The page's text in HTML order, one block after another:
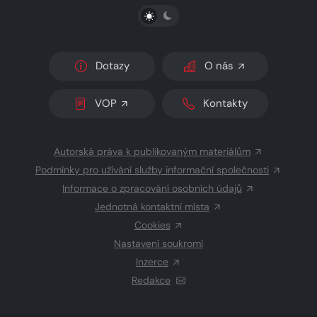
PŘEPNOUT SVĚTLÝ/TMAVÝ REŽIM
Dotazy O nás
VOP Kontakty
Autorská práva k publikovaným materiálům
Podmínky pro užívání služby informační společnosti
Informace o zpracování osobních údajů
Jednotná kontaktní místa
Cookies
Nastavení soukromí
Inzerce
Redakce